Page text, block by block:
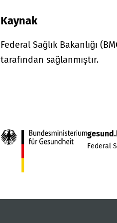
Kaynak
Federal Sağlık Bakanlığı
tarafından sağlanmıştır.
Federal